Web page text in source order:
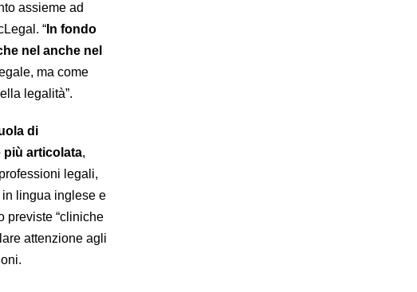
assieme ad
“ In fondo
nel anche nel
ma come
legalità”.
di
più articolata,
legali,
lingua inglese e
previste “cliniche
attenzione agli